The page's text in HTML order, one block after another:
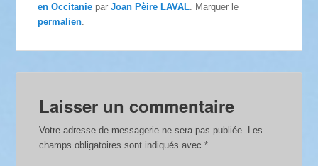
en Occitanie parJoan Pèire LAVAL. Marquer le
permalien.
Laisser un commentaire
Votre adresse de messagerie ne sera pas publiée. Les
champs obligatoires sont indiqués avec*